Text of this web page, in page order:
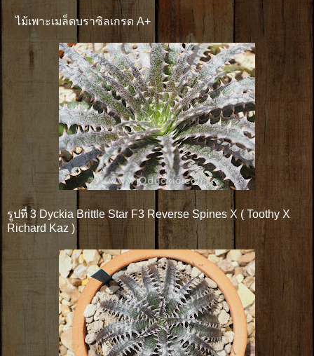
ไม้เพาะเมล็ดบราซิลเกรด A+
รูปที่ 3 Dyckia Brittle Star F3 Reverse Spines X ( Toothy X
Richard Kaz )